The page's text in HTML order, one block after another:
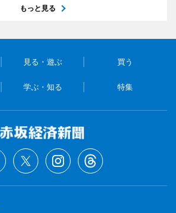
もっと見る
見る・遊ぶ 買う
学ぶ・知る 特集